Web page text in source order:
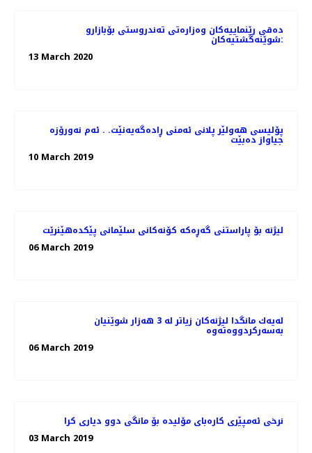
دەقی رێنماییەكان وەزارەتی تەندروستی بۆبازارو
شوێنەگشتیەکان:
13 March 2020
پۆلیسی هەولێر پلانی ئەمنی ڕادەگەیەنێت. . ئەم نەورۆزە
جیاواز دەبێت
10 March 2019
لیژنە بۆ پاراستنی گەڕەكە كۆنەكانی سلێمانی پێكدەهێنرێت
06 March 2019
له‌یه‌ك مانگدا لیژنه‌كان زیاتر له‌ 3 هه‌زار شوێنیان
06 March 2019
نرخی ئه‌مپێری كاره‌بای مۆلیده‌ بۆ مانگی دوو دیاری كرا
03 March 2019